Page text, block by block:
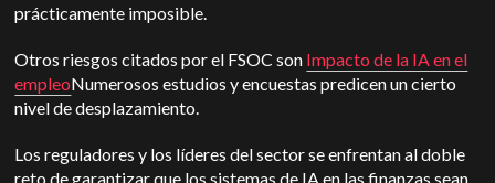
prácticamente imposible.
Otros riesgos citados por el FSOC son Impacto de la IA en el
empleoNumerosos estudios y encuestas predicen un cierto
nivel de desplazamiento.
Los reguladores y los líderes del sector se enfrentan al doble
reto de garantizar que los sistemas de IA en las finanzas sean